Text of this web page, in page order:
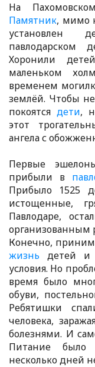
На
Памятник, мимо
установлен
Хоронили
маленьком
временем
землёй. Чтобы
покоятся дети,
этот
ангела с
Первые
прибыли в
Прибыло 1525
истощенные,
Павлодаре,
организованным
Конечно,
жизнь детей и
условия. Но
время было
обуви,
Ребятишки
человека,
болезнями. И
Питание
несколько дней